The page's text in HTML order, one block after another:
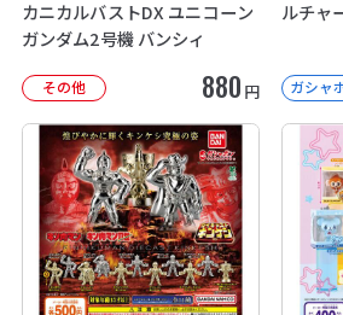
カニカルバストDX ユニコーン
ガンダム2号機 バンシィ
その他 880 円
ルチャ
ガシャ